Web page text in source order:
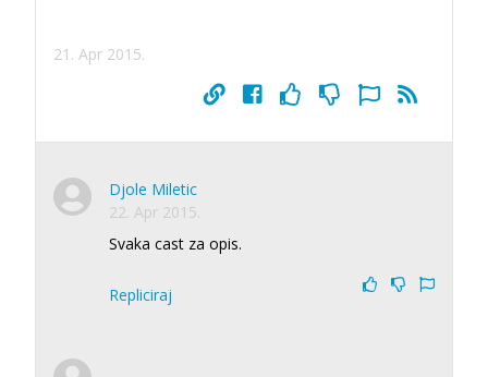
21. Apr 2015.
Djole Miletic
22. Apr 2015.
Svaka cast za opis.
Repliciraj